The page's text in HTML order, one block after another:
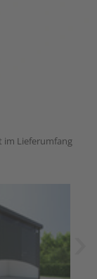
im Lieferumfang